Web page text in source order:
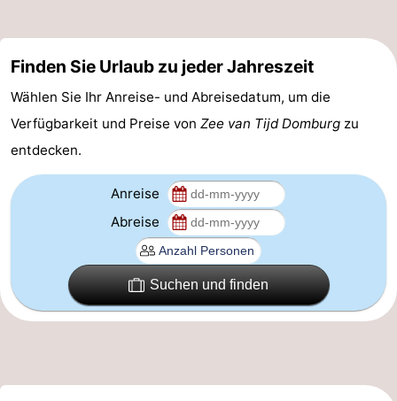
Reitschulen
-
Golfplatze
-
Sportangeln
Mondriaan
Toorop
trinken
Veranstaltungen
Ringstechen
Forum
Finden Sie Urlaub zu jeder Jahreszeit
Wählen Sie Ihr Anreise- und Abreisedatum, um die
Verfügbarkeit und Preise von Zee van Tijd Domburg zu
entdecken.
Anreise
Abreise
Suchen und finden